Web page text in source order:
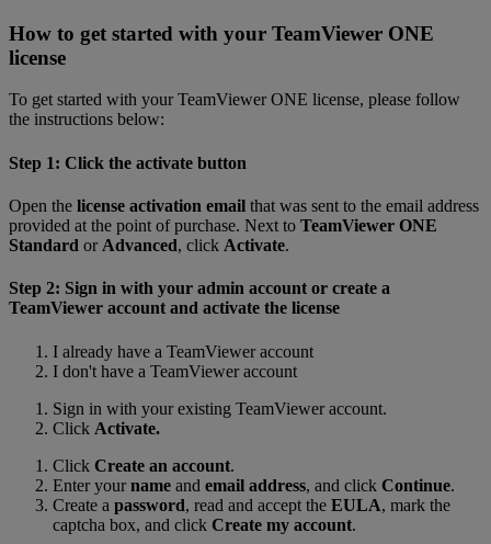
How to get started with your TeamViewer ONE
license
To get started with your TeamViewer ONE license, please follow
the instructions below:
Step 1: Click the activate button
Open the license activation email that was sent to the email address
provided at the point of purchase. Next to TeamViewer ONE
Standard or Advanced, click Activate.
Step 2: Sign in with your admin account or create a
TeamViewer account and activate the license
I already have a TeamViewer account
I don't have a TeamViewer account
Sign in with your existing TeamViewer account.
Click Activate.
Click Create an account.
Enter yourname and email address, and click Continue.
Create a password, read and accept the EULA, mark the
captcha box, and click Create my account.